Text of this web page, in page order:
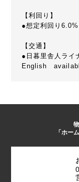
【利回り】
●想定利回り
【交通】
●日暮里舎人ライ
English
「ホー